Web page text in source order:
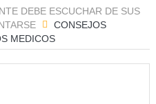
DEBE ESCUCHAR DE SUS
CONSEJOS
MEDICOS